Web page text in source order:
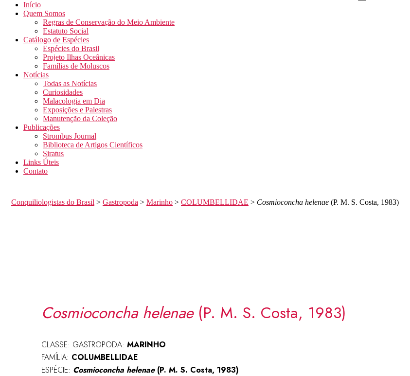
Início
Quem Somos
Regras de Conservação do Meio Ambiente
Estatuto Social
Catálogo de Espécies
Espécies do Brasil
Projeto Ilhas Oceânicas
Famílias de Moluscos
Notícias
Todas as Notícias
Curiosidades
Malacologia em Dia
Exposições e Palestras
Manutenção da Coleção
Publicações
Strombus Journal
Biblioteca de Artigos Científicos
Siratus
Links Úteis
Contato
Conquiliologistas do Brasil > Gastropoda > Marinho > COLUMBELLIDAE > Cosmioconcha helenae (P. M. S. Costa, 1983)
Cosmioconcha helenae(P. M. S. Costa, 1983)
CLASSE: GASTROPODA: MARINHO
FAMÍLIA: COLUMBELLIDAE
ESPÉCIE: Cosmioconcha helenae(P. M. S. Costa, 1983)